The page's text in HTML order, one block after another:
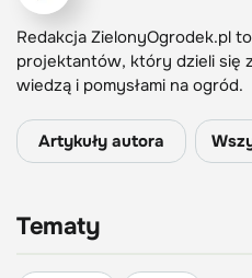
Redakcja ZielonyOgrodek.pl
projektantów, który dzieli się
wiedzą i pomysłami na ogród.
Artykuły autora
Tematy